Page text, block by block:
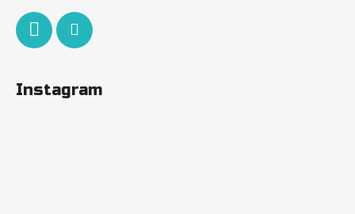
Instagram